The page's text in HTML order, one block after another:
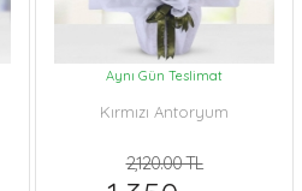
Aynı Gün Teslimat
Kırmızı Antoryum
2,120.00 TL